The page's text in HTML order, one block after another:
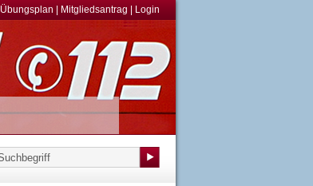
Übungsplan Mitgliedsantrag Login